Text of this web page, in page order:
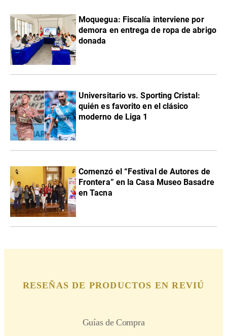
Moquegua: Fiscalía interviene por
demora en entrega de ropa de abrigo
donada
Universitario vs. Sporting Cristal:
quién es favorito en el clásico
moderno de Liga 1
Comenzó el “Festival de Autores de
Frontera” en la Casa Museo Basadre
en Tacna